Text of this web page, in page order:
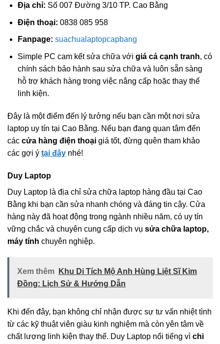
Địa chỉ: Số 007 Đường 3/10 TP. Cao Bằng
Điện thoại: 0838 085 958
Fanpage: suachualaptopcapbang
Simple PC cam kết sửa chữa với giá cả cạnh tranh, có
chính sách bảo hành sau sửa chữa và luôn sẵn sàng
hỗ trợ khách hàng trong việc nâng cấp hoặc thay thế
linh kiện.
Đây là một điểm đến lý tưởng nếu bạn cần một nơi sửa
laptop uy tín tại Cao Bằng. Nếu bạn đang quan tâm đến
các cửa hàng điện thoại giá tốt, đừng quên tham khảo
các gợi ý tại đây nhé!
Duy Laptop
Duy Laptop là địa chỉ sửa chữa laptop hàng đầu tại Cao
Bằng khi bạn cần sửa nhanh chóng và đáng tin cậy. Cửa
hàng này đã hoạt động trong ngành nhiều năm, có uy tín
vững chắc và chuyên cung cấp dịch vụ sửa chữa laptop,
máy tính chuyên nghiệp.
Xem thêm
Khu Di Tích Mộ Anh Hùng Liệt Sĩ Kim
Đồng: Lịch Sử & Hướng Dẫn
Khi đến đây, bạn không chỉ nhận được sự tư vấn nhiệt tình
từ các kỹ thuật viên giàu kinh nghiệm mà còn yên tâm về
chất lượng linh kiện thay thế. Duy Laptop nổi tiếng vì chi